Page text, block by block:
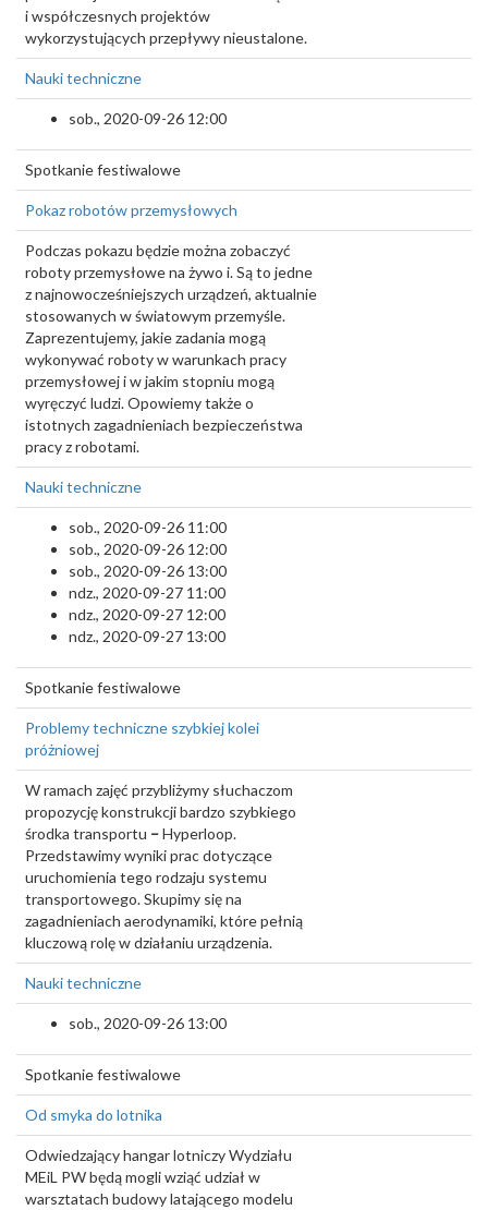
i współczesnych projektów
wykorzystujących przepływy nieustalone.
Nauki techniczne
sob., 2020-09-26 12:00
Spotkanie festiwalowe
Pokaz robotów przemysłowych
Podczas pokazu będzie można zobaczyć
roboty przemysłowe na żywo i. Są to jedne
z najnowocześniejszych urządzeń, aktualnie
stosowanych w światowym przemyśle.
Zaprezentujemy, jakie zadania mogą
wykonywać roboty w warunkach pracy
przemysłowej i w jakim stopniu mogą
wyręczyć ludzi. Opowiemy także o
istotnych zagadnieniach bezpieczeństwa
pracy z robotami.
Nauki techniczne
sob., 2020-09-26 11:00
sob., 2020-09-26 12:00
sob., 2020-09-26 13:00
ndz., 2020-09-27 11:00
ndz., 2020-09-27 12:00
ndz., 2020-09-27 13:00
Spotkanie festiwalowe
Problemy techniczne szybkiej kolei
próżniowej
W ramach zajęć przybliżymy słuchaczom
propozycję konstrukcji bardzo szybkiego
środka transportu –Hyperloop.
Przedstawimy wyniki prac dotyczące
uruchomienia tego rodzaju systemu
transportowego. Skupimy się na
zagadnieniach aerodynamiki, które pełnią
kluczową rolę w działaniu urządzenia.
Nauki techniczne
sob., 2020-09-26 13:00
Spotkanie festiwalowe
Od smyka do lotnika
Odwiedzający hangar lotniczy Wydziału
MEiL PW będą mogli wziąć udział w
warsztatach budowy latającego modelu